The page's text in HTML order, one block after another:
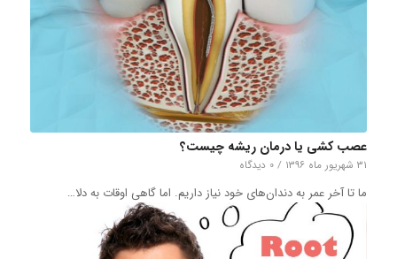
عصب کشی یا درمان ریشه چیست؟
۳۱ شهریور ماه ۱۳۹۶ / ۰ دیدگاه
ما تا آخر عمر به دندان‌های خود نیاز داریم. اما گاهی اوقات به دلا…